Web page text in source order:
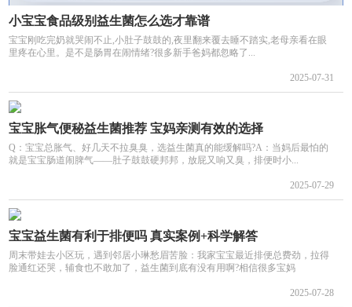
小宝宝食品级别益生菌怎么选才靠谱
宝宝刚吃完奶就哭闹不止,小肚子鼓鼓的,夜里翻来覆去睡不踏实,老母亲看在眼
里疼在心里。是不是肠胃在闹情绪?很多新手爸妈都忽略了...
2025-07-31
宝宝胀气便秘益生菌推荐 宝妈亲测有效的选择
Q：宝宝总胀气、好几天不拉臭臭，选益生菌真的能缓解吗?A：当妈后最怕的
就是宝宝肠道闹脾气——肚子鼓鼓硬邦邦，放屁又响又臭，排便时小...
2025-07-29
宝宝益生菌有利于排便吗 真实案例+科学解答
周末带娃去小区玩，遇到邻居小琳愁眉苦脸：我家宝宝最近排便总费劲，拉得
脸通红还哭，辅食也不敢加了，益生菌到底有没有用啊?相信很多宝妈
2025-07-28